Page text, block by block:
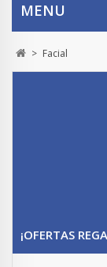
MENU
> Facial
¡OFERTAS